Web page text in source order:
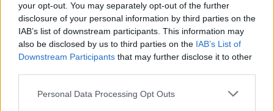
your opt-out. You may separately opt-out of the further
disclosure of your personal information by third parties on the
IAB’s list of downstream participants. This information may
also be disclosed by us to third parties on the IAB’s List of
Downstream Participants that may further disclose it to other
Personal Data Processing Opt Outs
CTR = (numero di clic su un collegamento e-mail / numero
di e-mail consegnate) x 100
Il CTR medio è del 2,6%: è il risultato di uno studio
Campaign Monitor*